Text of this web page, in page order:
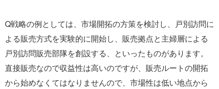
Q戦略の例としては、市場開拓の方策を検討し、戸別訪問に
よる販売方式を実験的に開始し、販売拠点と主婦層による
戸別訪問販売部隊を創設する、といったものがあります。
直接販売なので収益性は高いのですが、販売ルートの開拓
から始めなくてはなりませんので、市場性は低い地点から